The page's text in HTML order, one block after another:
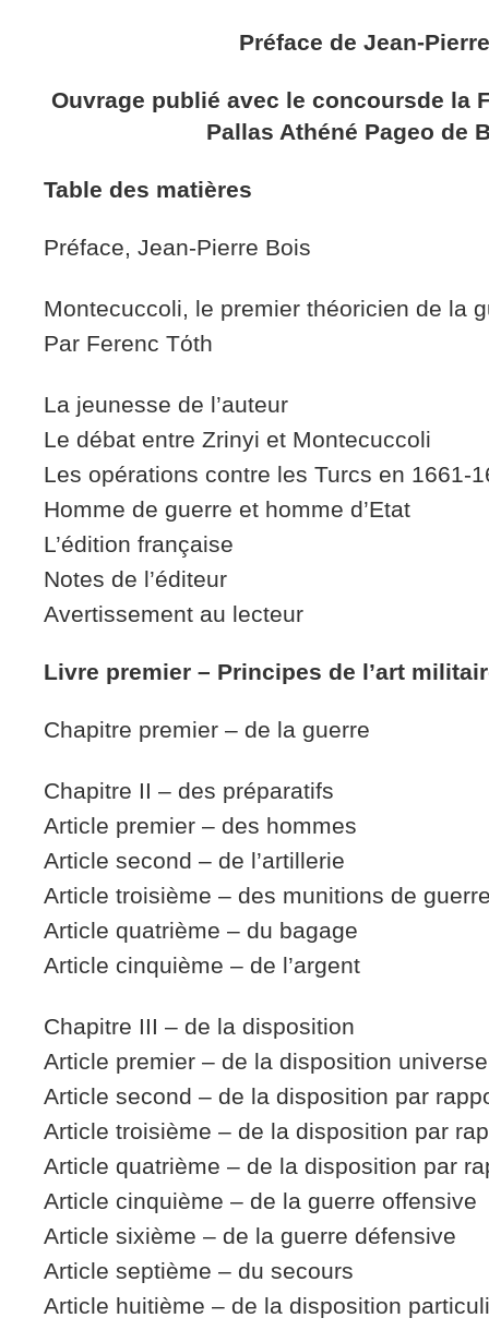
Préface de Jean-
Ouvrage publié avec le concoursde la
Pallas Athéné Pageo de
Table des matières
Préface, Jean-Pierre Bois
Montecuccoli, le premier théoricien de la
Par Ferenc Tόth
La jeunesse de l’auteur
Le débat entre Zrinyi et Montecuccoli
Les opérations contre les Turcs en 1661-
Homme de guerre et homme d’Etat
L’édition française
Notes de l’éditeur
Avertissement au lecteur
Livre premier – Principes de l’art
Chapitre premier – de la guerre
Chapitre II – des préparatifs
Article premier – des hommes
Article second – de l’artillerie
Article troisième – des munitions de
Article quatrième – du bagage
Article cinquième – de l’argent
Chapitre III – de la disposition
Article premier – de la disposition
Article second – de la disposition par
Article troisième – de la disposition par
Article quatrième – de la disposition par
Article cinquième – de la guerre offensive
Article sixième – de la guerre défensive
Article septième – du secours
Article huitième – de la disposition